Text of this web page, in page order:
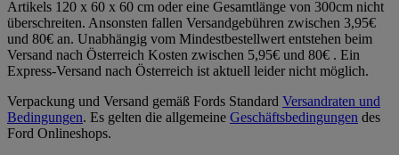
Artikels 120 x 60 x 60 cm oder eine Gesamtlänge von 300cm nicht
überschreiten. Ansonsten fallen Versandgebühren zwischen 3,95€
und 80€ an. Unabhängig vom Mindestbestellwert entstehen beim
Versand nach Österreich Kosten zwischen 5,95€ und 80€ . Ein
Express-Versand nach Österreich ist aktuell leider nicht möglich.
Verpackung und Versand gemäß Fords Standard Versandraten und
Bedingungen. Es gelten die allgemeine Geschäftsbedingungen des
Ford Onlineshops.